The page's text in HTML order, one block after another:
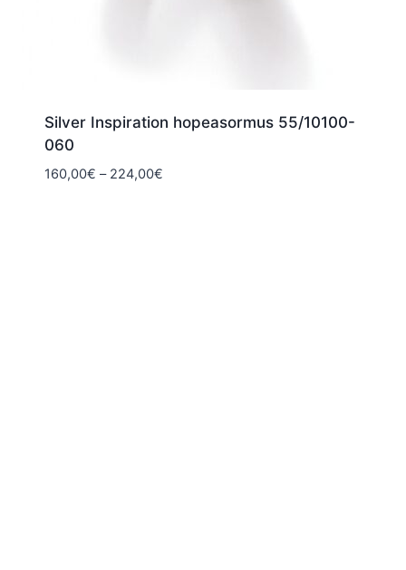
Silver Inspiration hopeasormus 55/10100-
060
160,00€ – 224,00€Hintaluokka: